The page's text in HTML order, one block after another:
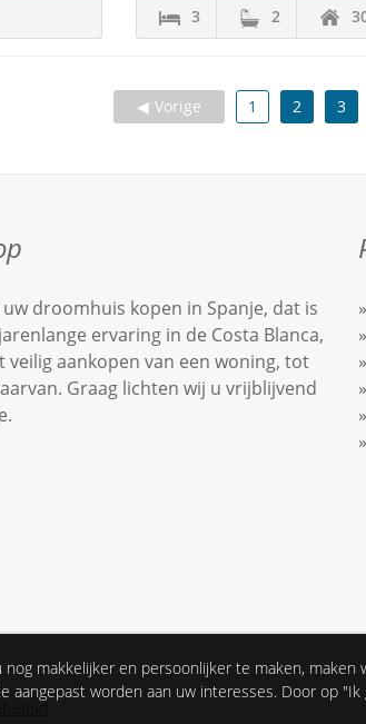
makkelijker en persoonlijker te maken,
aangepast worden aan uw interesses. Door op
3 2
Vorige 1 2 3
droomhuis kopen in Spanje, dat is
ervaring in de Costa Blanca,
aankopen van een woning, tot
Graag lichten wij u vrijblijvend